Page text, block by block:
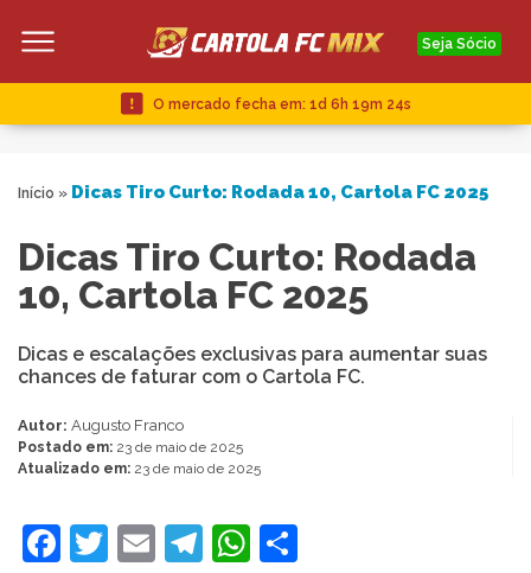
Seja Sócio
O mercado fecha em: 1d 6h 19m 23s
Início » Dicas Tiro Curto: Rodada 10, Cartola FC 2025
Dicas Tiro Curto: Rodada
10, Cartola FC 2025
Dicas e escalações exclusivas para aumentar suas
chances de faturar com o Cartola FC.
Autor: Augusto Franco
Postado em: 23 de maio de 2025
Atualizado em: 23 de maio de 2025
Facebook
Twitter
EmailTelegram
WhatsApp